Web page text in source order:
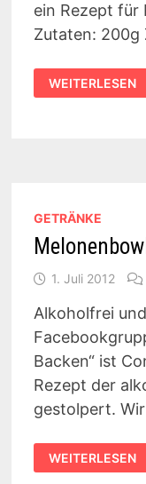
ein Rezept für
Zutaten: 200g
KAFFEESIRUP
WEITERLESEN
GETRÄNKE
1. Juli 2012
Alkoholfrei
Backen“ ist
Rezept der
gestolpert.
WEITERLESEN